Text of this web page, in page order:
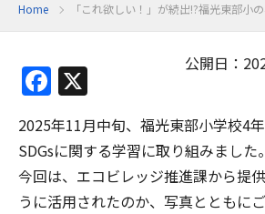
Home 「これ欲しい！」が続出!?福光東部小
公開日：
Facebook
2025年11月中旬、福光東部小学校4
SDGsに関する学習に取り組みました。
今回は、エコビレッジ推進課から提
うに活用されたのか、写真とともにご